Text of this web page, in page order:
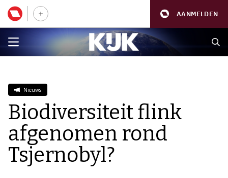
AANMELDEN
Nieuws
Biodiversiteit flink
afgenomen rond
Tsjernobyl?